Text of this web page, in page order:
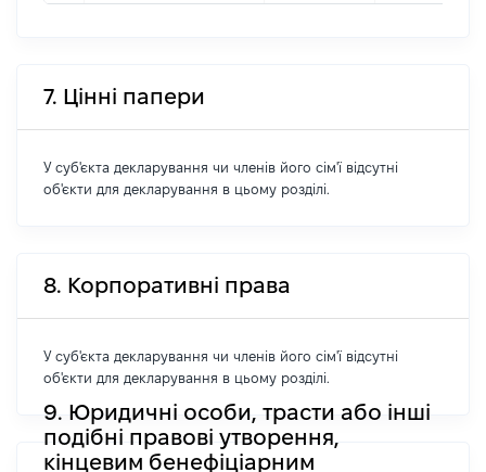
7. Цінні папери
У суб'єкта декларування чи членів його сім'ї відсутні
об'єкти для декларування в цьому розділі.
8. Корпоративні права
У суб'єкта декларування чи членів його сім'ї відсутні
об'єкти для декларування в цьому розділі.
9. Юридичні особи, трасти або інші
подібні правові утворення,
кінцевим бенефіціарним